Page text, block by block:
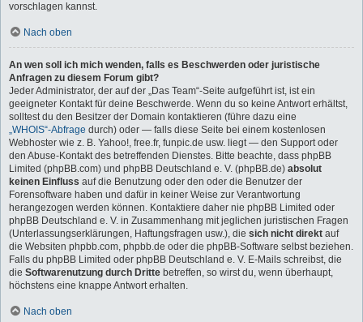
vorschlagen kannst.
Nach oben
An wen soll ich mich wenden, falls es Beschwerden oder juristische
Anfragen zu diesem Forum gibt?
Jeder Administrator, der auf der „Das Team“-Seite aufgeführt ist, ist ein
geeigneter Kontakt für deine Beschwerde. Wenn du so keine Antwort erhältst,
solltest du den Besitzer der Domain kontaktieren (führe dazu eine
„WHOIS“-Abfrage durch) oder — falls diese Seite bei einem kostenlosen
Webhoster wie z. B. Yahoo!, free.fr, funpic.de usw. liegt — den Support oder
den Abuse-Kontakt des betreffenden Dienstes. Bitte beachte, dass phpBB
Limited (phpBB.com) und phpBB Deutschland e. V. (phpBB.de) absolut
keinen Einfluss auf die Benutzung oder den oder die Benutzer der
Forensoftware haben und dafür in keiner Weise zur Verantwortung
herangezogen werden können. Kontaktiere daher nie phpBB Limited oder
phpBB Deutschland e. V. in Zusammenhang mit jeglichen juristischen Fragen
(Unterlassungserklärungen, Haftungsfragen usw.), die sich nicht direkt auf
die Websiten phpbb.com, phpbb.de oder die phpBB-Software selbst beziehen.
Falls du phpBB Limited oder phpBB Deutschland e. V. E-Mails schreibst, die
die Softwarenutzung durch Dritte betreffen, so wirst du, wenn überhaupt,
höchstens eine knappe Antwort erhalten.
Nach oben